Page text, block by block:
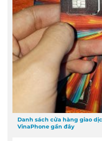
Danh sách cửa hàng giao
VinaPhone gần đây